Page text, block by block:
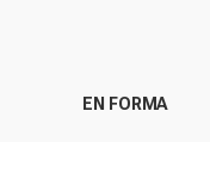
EN FORMA